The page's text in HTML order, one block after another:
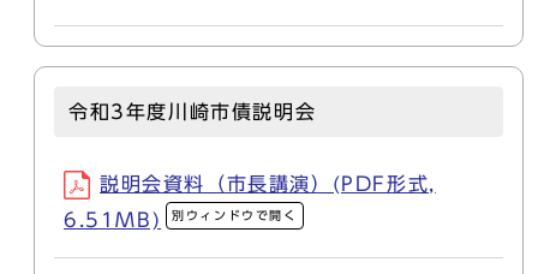
令和3年度川崎市債説明会
説明会資料（市長講演）(PDF形式,
6.51MB)
別ウィンドウで開く